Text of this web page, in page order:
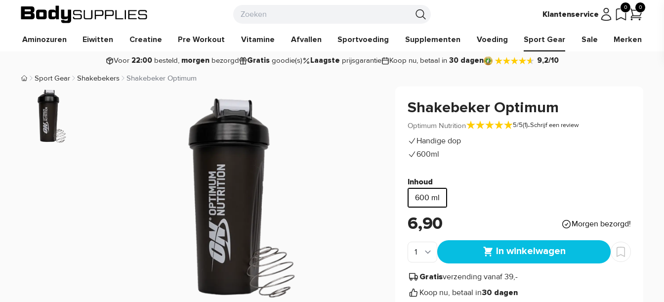
Klantenservice
0 0
Aminozuren Eiwitten Creatine Pre Workout Vitamine Afvallen Sportvoeding Supplementen Voeding Sport Gear Sale Merken
Voor 22:00besteld, morgenbezorgd Gratisgoodie(s) Laagste prijsgarantie Koop nu, betaal in 30 dagen 9,2/10
Body Supplies | Sportvoeding en Supplementen
Sport Gear Shakebekers Shakebeker Optimum
Shakebeker Optimum
Optimum Nutrition 5/5(1)-Schrijf een review
Handige dop
600ml
Inhoud
600 ml
6,90 Morgen bezorgd!
In winkelwagen
Gratisverzending vanaf 39,-
Koop nu, betaal in30 dagen